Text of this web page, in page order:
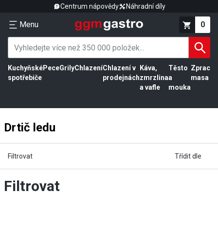
Centrum nápovědy Náhradní díly
Menu 0
Kuchyňské
spotřebiče
PeceGrilyChlazeníChlazení v
prodejnách
Káva,
zmrzlina
a vafle
Těsto
a
mouka
masa
Drtič ledu
Filtrovat Třídit dle
Filtrovat